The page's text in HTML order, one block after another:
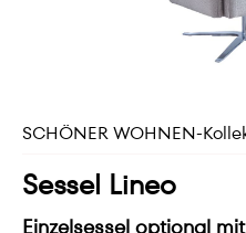
SCHÖNER WOHNEN-
Sessel Lineo
Einzelsessel optional